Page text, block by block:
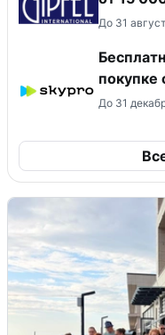
До 31
покупке
До 31